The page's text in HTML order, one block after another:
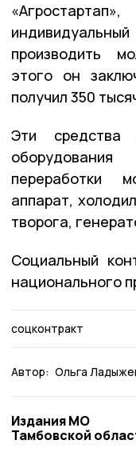
производить
этого он
получил 350
Эти средства
переработки
аппарат,
творога,
Социальный
национального
соцконтракт
Автор: Ольга
Издания МО
Тамбовской